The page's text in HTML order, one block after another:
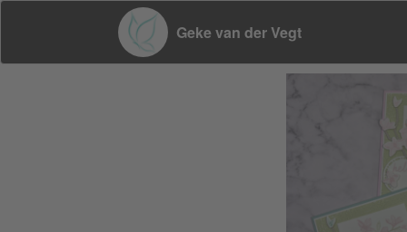
Geke van der Vegt